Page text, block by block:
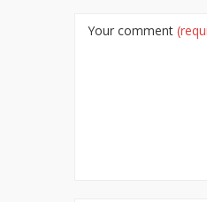
Your comment